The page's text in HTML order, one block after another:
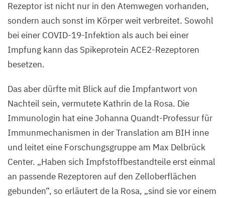
Rezeptor ist nicht nur in den Atemwegen vorhanden,
sondern auch sonst im Körper weit verbreitet. Sowohl
bei einer COVID-19-Infektion als auch bei einer
Impfung kann das Spikeprotein ACE2-Rezeptoren
besetzen.
Das aber dürfte mit Blick auf die Impfantwort von
Nachteil sein, vermutete Kathrin de la Rosa. Die
Immunologin hat eine Johanna Quandt-Professur für
Immunmechanismen in der Translation am BIH inne
und leitet eine Forschungsgruppe am Max Delbrück
Center. „Haben sich Impfstoffbestandteile erst einmal
an passende Rezeptoren auf den Zelloberflächen
gebunden“, so erläutert de la Rosa, „sind sie vor einem